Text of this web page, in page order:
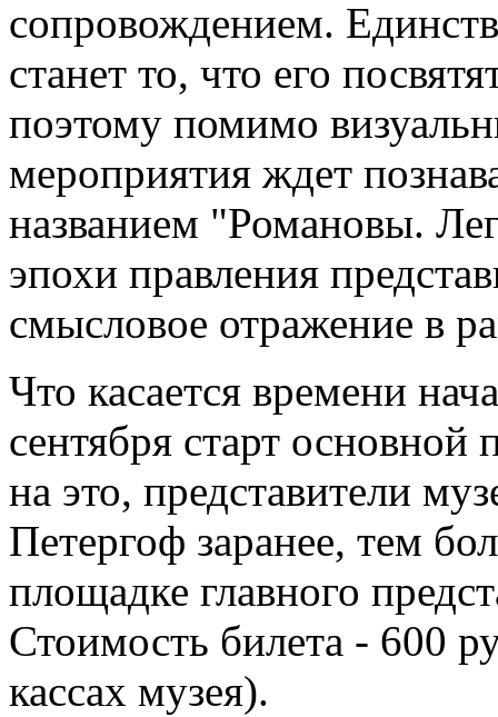
сопровождением.
станет то, что его
поэтому помимо
мероприятия ждет
названием "Романовы.
эпохи правления
смысловое отражение в
Что касается времени
сентября старт
на это, представители
Петергоф заранее, тем
площадке главного
Стоимость билета - 600
кассах музея).